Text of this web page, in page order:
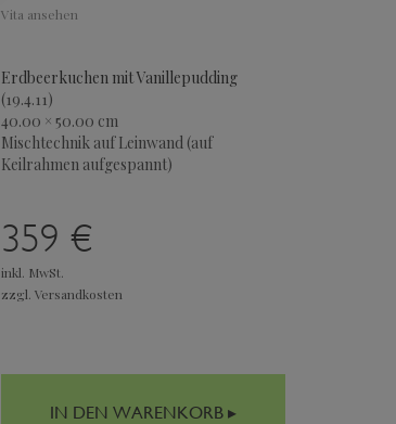
Vita ansehen
Erdbeerkuchen mit Vanillepudding
(19.4.11)
40.00 × 50.00 cm
Mischtechnik auf Leinwand (auf
Keilrahmen aufgespannt)
359 €
inkl. MwSt.
zzgl. Versandkosten
IN DEN WARENKORB ▸